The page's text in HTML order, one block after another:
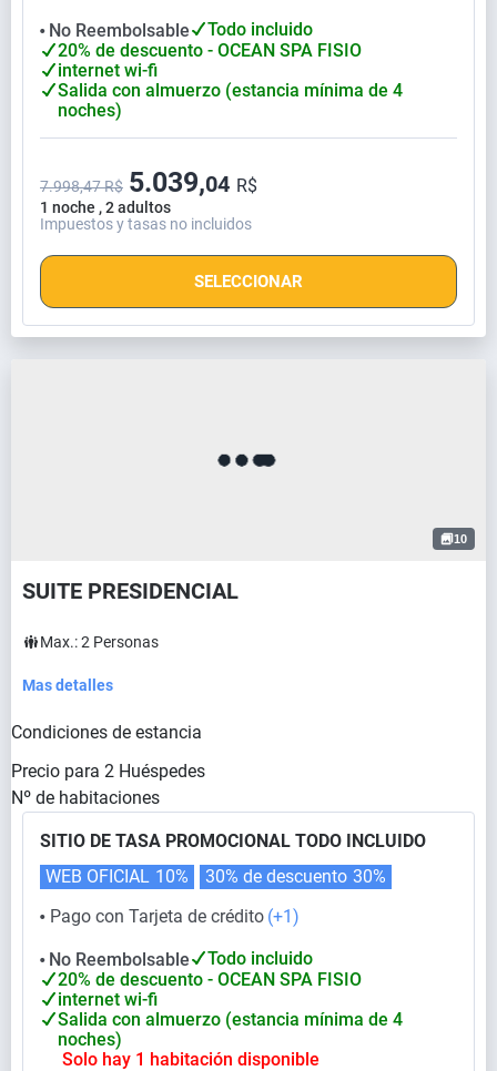
⬤ No Reembolsable
Todo incluido
20% de descuento - OCEAN SPA FISIO
internet wi-fi
Salida con almuerzo (estancia mínima de 4
noches)
1 noche , 2 adultos
7.998,47 R$ 5.039,04 R$
Impuestos y tasas no incluidos
SELECCIONAR
10
SUITE PRESIDENCIAL
Max.:2 Personas
Mas detalles
Condiciones de estancia
Precio para 2 Huéspedes
Nº de habitaciones
SITIO DE TASA PROMOCIONAL TODO INCLUIDO
⬤ Pago con Tarjeta de crédito (+1)
WEB OFICIAL 10% 30% de descuento 30%
⬤ No Reembolsable
Todo incluido
20% de descuento - OCEAN SPA FISIO
internet wi-fi
Salida con almuerzo (estancia mínima de 4
noches)
Solo hay 1 habitación disponible